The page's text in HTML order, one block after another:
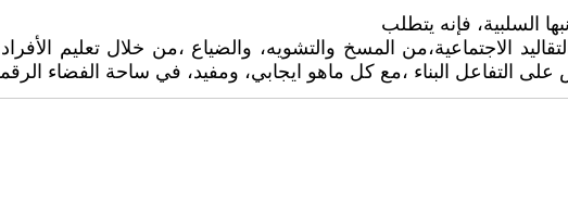
السلبية، فإنه يتطلب
الاجتماعية،من المسخ والتشويه، والضياع ،من خلال تعليم
على التفاعل البناء ،مع كل ماهو ايجابي، ومفيد، في ساحة الفضاء